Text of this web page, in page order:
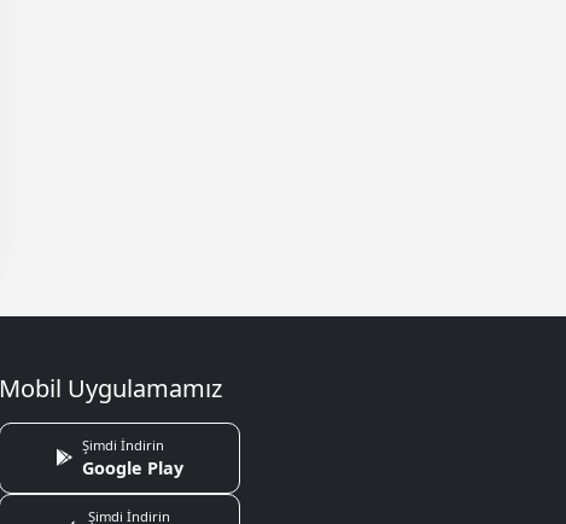
Mobil Uygulamamız
Şimdi İndirin
Google Play
Şimdi İndirin